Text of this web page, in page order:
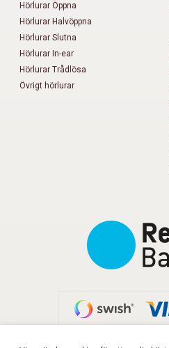
Hörlurar Öppna
Hörlurar Halvöppna
Hörlurar Slutna
Hörlurar In-ear
Hörlurar Trådlösa
Övrigt hörlurar